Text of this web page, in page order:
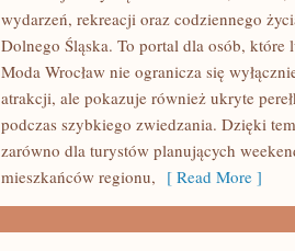
wydarzeń, rekreacji oraz codziennego
Dolnego Śląska. To portal dla osób,
Moda Wrocław nie ogranicza się
atrakcji, ale pokazuje również ukryte
podczas szybkiego zwiedzania. Dzięki
zarówno dla turystów planujących
mieszkańców regionu, [ Read More ]